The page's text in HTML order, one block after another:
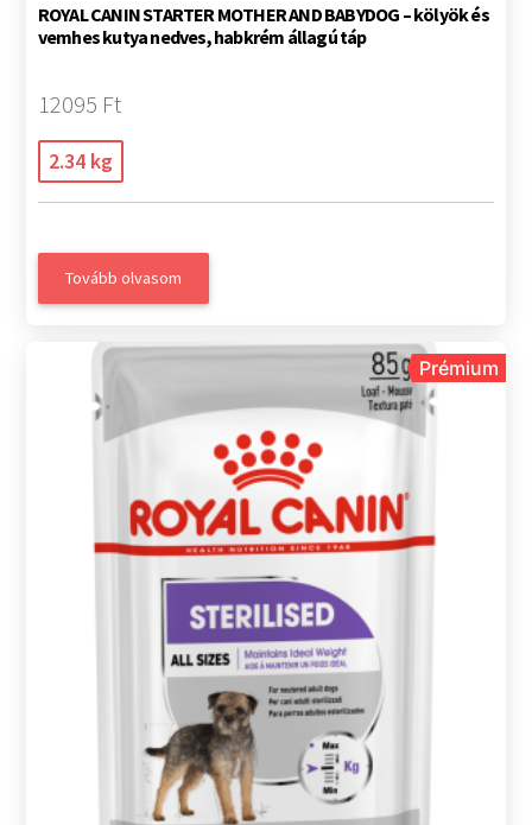
ROYAL CANIN STARTER MOTHER AND BABYDOG – kölyök és
vemhes kutya nedves, habkrém állagú táp
12095 Ft
2.34 kg
Tovább olvasom
Prémium